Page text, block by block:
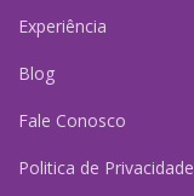
Experiência
Blog
Fale Conosco
Politica de Privacidade